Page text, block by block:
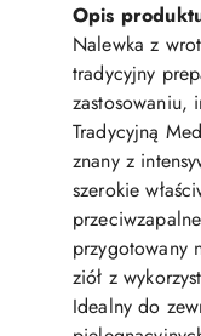
Opis
Nalewka z
tradycyjny
zastosowaniu,
Tradycyjną
znany z
szerokie
przygotowany
ziół z
Idealny do